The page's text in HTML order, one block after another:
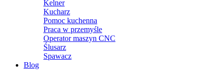
Kelner
Kucharz
Pomoc kuchenna
Praca w przemyśle
Operator maszyn CNC
Ślusarz
Spawacz
Blog